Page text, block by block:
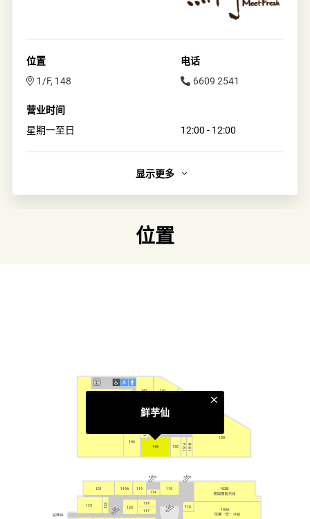
位置
1/F, 148
电话
6609 2541
营业时间
星期一至日
12:00 - 12:00
太古城中心食肆
显示更多
位置
100
150
148
147B
147A
146
121 119A 119 103B
103A
116
117
118
120
122
123
151A 151B
142 141
115
114
148
鲜芋仙